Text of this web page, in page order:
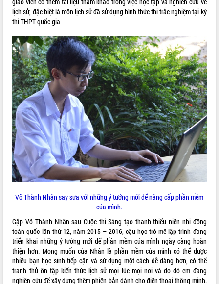
lịch sử, đặc biệt là môn lịch sử đã sử dụng hình thức thi trắc nghiệm tại kỳ
thi THPT quốc gia
Võ Thành Nhân say sưa với những ý tưởng mới để nâng cấp phần mềm
của mình.
Gặp Võ Thành Nhân sau Cuộc thi Sáng tạo thanh thiếu niên nhi đồng
toàn quốc lần thứ 12, năm 2015 – 2016, cậu học trò mê lập trình đang
triển khai những ý tưởng mới để phần mềm của mình ngày càng hoàn
thiện hơn. Mong muốn của Nhân là phần mềm của mình có thể được
nhiều bạn học sinh tiếp cận và sử dụng một cách dễ dàng hơn, có thể
tranh thủ ôn tập kiến thức lịch sử mọi lúc mọi nơi và do đó em đang
nghiên cứu để xây dựng thêm phiên bản dành cho điện thoại thông minh.